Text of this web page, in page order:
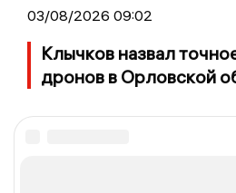
03/08/2026 09:02
Клычков назвал
дронов в Орловской